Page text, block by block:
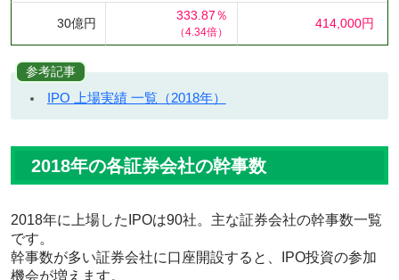
30億円
333.87％
（4.34倍）
414,000円
参考記事
IPO 上場実績 一覧（2018年）
2018年の各証券会社の幹事数
2018年に上場したIPOは90社。主な証券会社の幹事数一覧
です。
幹事数が多い証券会社に口座開設すると、IPO投資の参加
機会が増えます。